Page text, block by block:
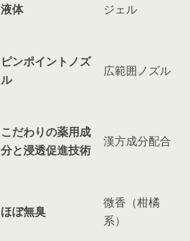
液体
ジェル
ピンポイントノズ
ル
広範囲ノズル
こだわりの薬用成
分と浸透促進技術
漢方成分配合
ほぼ無臭
微香（柑橘
系）